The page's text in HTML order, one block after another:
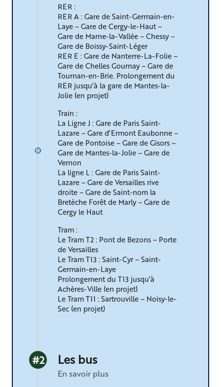
RER :
RER A : Gare de Saint-Germain-en-
Laye – Gare de Cergy-le-Haut –
Gare de Marne-la-Vallée – Chessy –
Gare de Boissy-Saint-Léger
RER E : Gare de Nanterre-La-Folie –
Gare de Chelles Gournay – Gare de
Tournan-en-Brie. Prolongement du
RER jusqu’à la gare de Mantes-la-
Jolie (en projet)
Train :
La Ligne J : Gare de Paris Saint-
Lazare – Gare d’Ermont Eaubonne –
Gare de Pontoise – Gare de Gisors –
Gare de Mantes-la-Jolie – Gare de
Vernon
La ligne L : Gare de Paris Saint-
Lazare – Gare de Versailles rive
droite – Gare de Saint-nom la
Bretèche Forêt de Marly – Gare de
Cergy le Haut
Tram :
Le Tram T2 : Pont de Bezons – Porte
de Versailles
Le Tram T13 : Saint-Cyr – Saint-
Germain-en-Laye
Prolongement du T13 jusqu’à
Achères-Ville (en projet)
Le Tram T11 : Sartrouville – Noisy-le-
Sec (en projet)
#2 Les bus
En savoir plus